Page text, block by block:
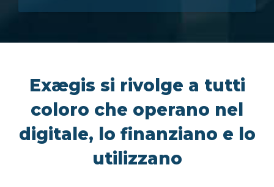
Exægis si rivolge a tutti
coloro che operano nel
digitale, lo finanziano e lo
utilizzano